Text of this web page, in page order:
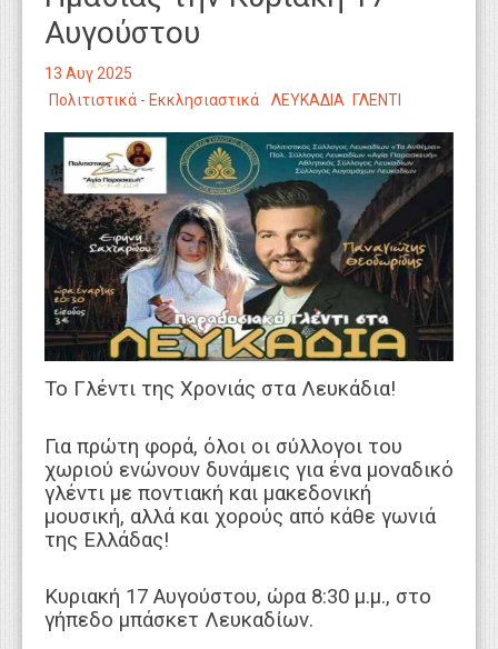
Αυγούστου
13 Αυγ 2025
Πολιτιστικά - Εκκλησιαστικά
ΛΕΥΚΑΔΙΑ ΓΛΕΝΤΙ
Το Γλέντι της Χρονιάς στα Λευκάδια!
Για πρώτη φορά, όλοι οι σύλλογοι του
χωριού ενώνουν δυνάμεις για ένα μοναδικό
γλέντι με ποντιακή και μακεδονική
μουσική, αλλά και χορούς από κάθε γωνιά
της Ελλάδας!
Κυριακή 17 Αυγούστου, ώρα 8:30 μ.μ., στο
γήπεδο μπάσκετ Λευκαδίων.
Υγεία
Βιβλιοθήκη Απόψεων
Κυτίο Παραπόνων Πολιτών
WEBTV